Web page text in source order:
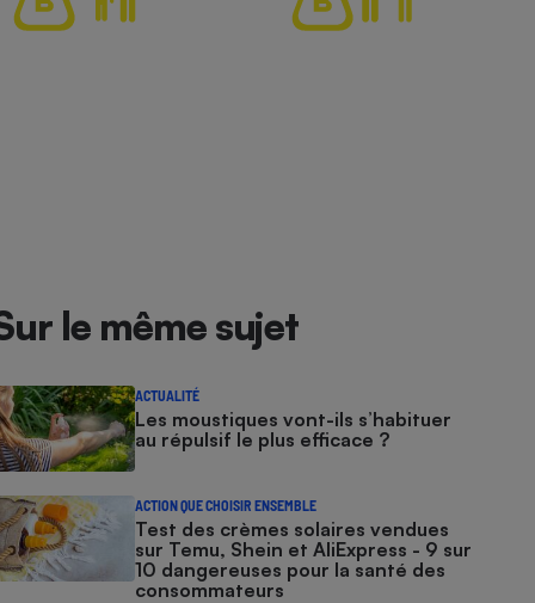
le même sujet
ACTUALITÉ
Les moustiques vont-ils s’habituer
au répulsif le plus efficace ?
ACTION QUE CHOISIR ENSEMBLE
Test des crèmes solaires vendues
sur Temu, Shein et AliExpress - 9 sur
10 dangereuses pour la santé des
consommateurs